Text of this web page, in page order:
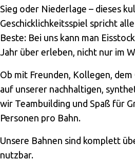
Sieg oder Niederlage – dieses
Geschicklichkeitsspiel spricht
Beste: Bei uns kann man
Jahr über erleben, nicht nur im
Ob mit Freunden, Kollegen,
auf unserer nachhaltigen,
wir Teambuilding und Spaß für
Personen pro Bahn.
Unsere Bahnen sind komplett
nutzbar.